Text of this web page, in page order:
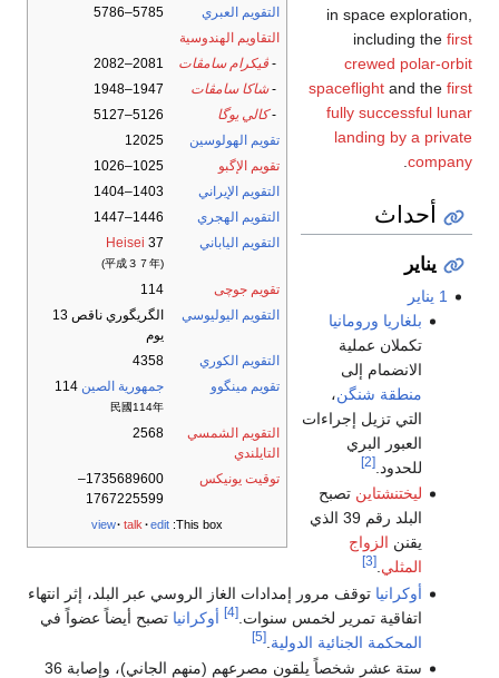
التقويم العبري
5785–5786
التقاويم الهندوسية
- ڤيكرام سامڤات
2081–2082
-شاكا سامڤات
1947–1948
-كالي يوگا
5126–5127
تقويم الهولوسين
12025
تقويم الإگبو
1025–1026
التقويم الإيراني
1403–1404
التقويم الهجري
1446–1447
التقويم الياباني
Heisei 37
(平成３７年)
تقويم جوچى
114
التقويم اليوليوسي
الگريگوري ناقص 13
يوم
التقويم الكوري
4358
تقويم مينگوو
جمهورية الصين
民國114年
التقويم الشمسي
التايلندي
2568
توقيت يونيكس
1735689600–
1767225599
This box:
view talk edit
in space exploration,
including the first
crewed polar-orbit
spaceflight and the first
fully successful lunar
landing by a private
company
أحداث
يناير
1 يناير
بلغاريا ورومانيا
تكملان عملية
الانضمام إلى
منطقة شنگن،
التي تزيل إجراءات
العبور البري
للحدود. [2]
ليختنشتاين تصبح
البلد رقم 39 الذي
يقنن الزواج
المثلي.
[3]
أوكرانيا توقف مرور إمدادات الغاز الروسي عبر البلد، إثر انتهاء
اتفاقية تمرير لخمس سنوات. [4] أوكرانيا تصبح أيضاً عضواً في
المحكمة الجنائية الدولية [5]
ستة عشر شخصاً يلقون مصرعهم (منهم الجاني)، وإصابة 36